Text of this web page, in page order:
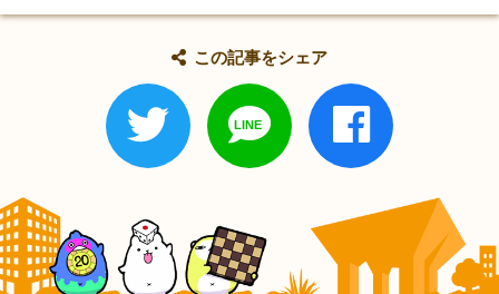
この記事をシェア